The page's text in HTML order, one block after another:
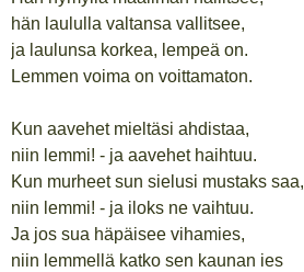
hän laululla valtansa vallitsee,
ja laulunsa korkea, lempeä on.
Lemmen voima on voittamaton.
Kun aavehet mieltäsi ahdistaa,
niin lemmi! - ja aavehet haihtuu.
Kun murheet sun sielusi mustaks saa,
niin lemmi! - ja iloks ne vaihtuu.
Ja jos sua häpäisee vihamies,
niin lemmellä katko sen kaunan ies